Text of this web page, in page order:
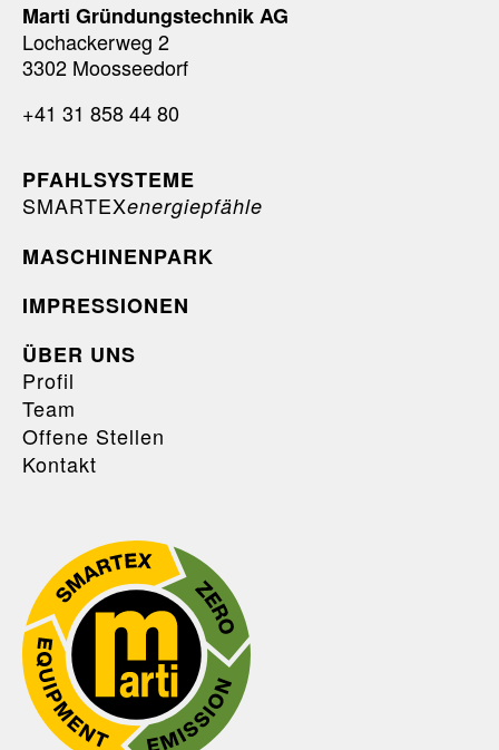
Marti Gründungstechnik AG
Lochackerweg 2
3302 Moosseedorf
+41 31 858 44 80
PFAHLSYSTEME
SMARTEXenergiepfähle
MASCHINENPARK
IMPRESSIONEN
ÜBER UNS
Profil
Team
Offene Stellen
Kontakt